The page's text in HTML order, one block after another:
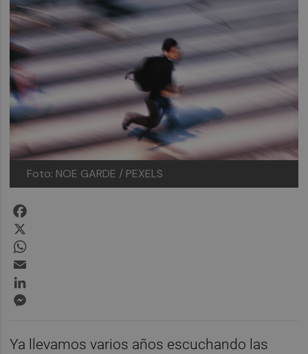
Foto: NOE GARDE / PEXELS
Ya llevamos varios años escuchando las